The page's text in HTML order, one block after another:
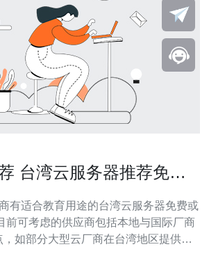
台湾云服务器推荐免费
有适合教育用途的台湾云服务器免费或
前可考虑的供应商包括本地与国际厂商
如部分大型云厂商在台湾地区提供的